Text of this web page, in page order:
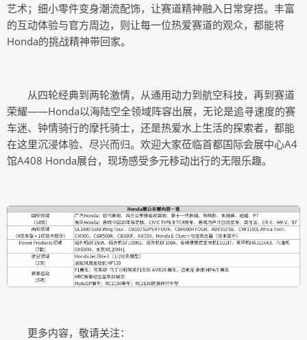
艺术；细小零件变身潮流配饰，让赛道精神融入日常穿搭。丰富
的互动体验与官方周边，则让每一位热爱赛道的观众，都能将
Honda的挑战精神带回家。
从四轮经典到两轮激情，从通用动力到航空科技，再到赛道
荣耀——Honda以海陆空全领域阵容出展，无论是追寻速度的赛
车迷、钟情骑行的摩托骑士，还是热爱水上生活的探索者，都能
在这里沉浸体验、尽兴而归。欢迎大家莅临首都国际会展中心A4
馆A408 Honda展台，现场感受多元移动出行的无限乐趣。
更多内容，敬请关注：